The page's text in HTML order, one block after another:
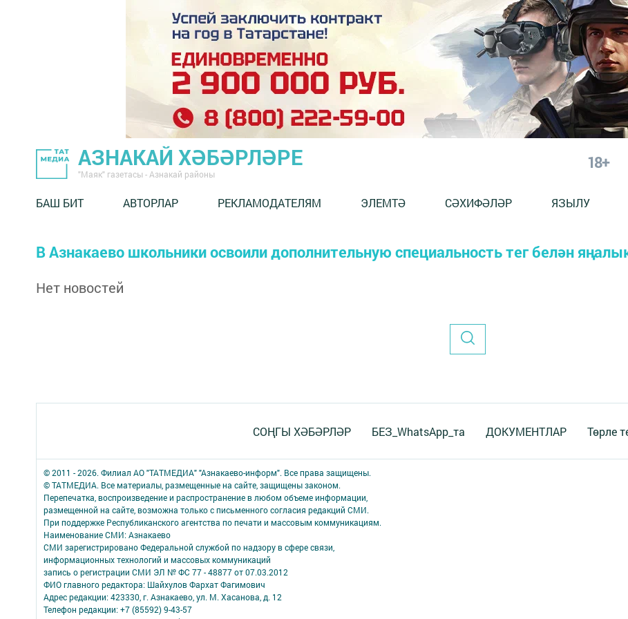
АЗНАКАЙ ХӘБӘРЛӘРЕ
"Маяк" газетасы - Азнакай районы
18+
БАШ БИТ АВТОРЛАР РЕКЛАМОДАТЕЛЯМ ЭЛЕМТӘ СӘХИФӘЛӘР ЯЗЫЛУ
В Азнакаево школьники освоили дополнительную специальность тег белән
Нет новостей
СОҢГЫ ХӘБӘРЛӘР БЕЗ_WhatsApp_та ДОКУМЕНТЛАР Төрле
© 2011 - 2026. Филиал АО "ТАТМЕДИА" "Азнакаево-информ". Все права защищены.
© ТАТМЕДИА. Все материалы, размещенные на сайте, защищены законом.
Перепечатка, воспроизведение и распространение в любом объеме информации,
размещенной на сайте, возможна только с письменного согласия редакций СМИ.
При поддержке Республиканского агентства по печати и массовым коммуникациям.
Наименование СМИ: Азнакаево
СМИ зарегистрировано Федеральной службой по надзору в сфере связи,
информационных технологий и массовых коммуникаций
запись о регистрации СМИ ЭЛ № ФС 77 - 48877 от 07.03.2012
ФИО главного редактора: Шайхулов Фархат Фагимович
Адрес редакции: 423330, г. Азнакаево, ул. М. Хасанова, д. 12
Телефон редакции: +7 (85592) 9-43-57